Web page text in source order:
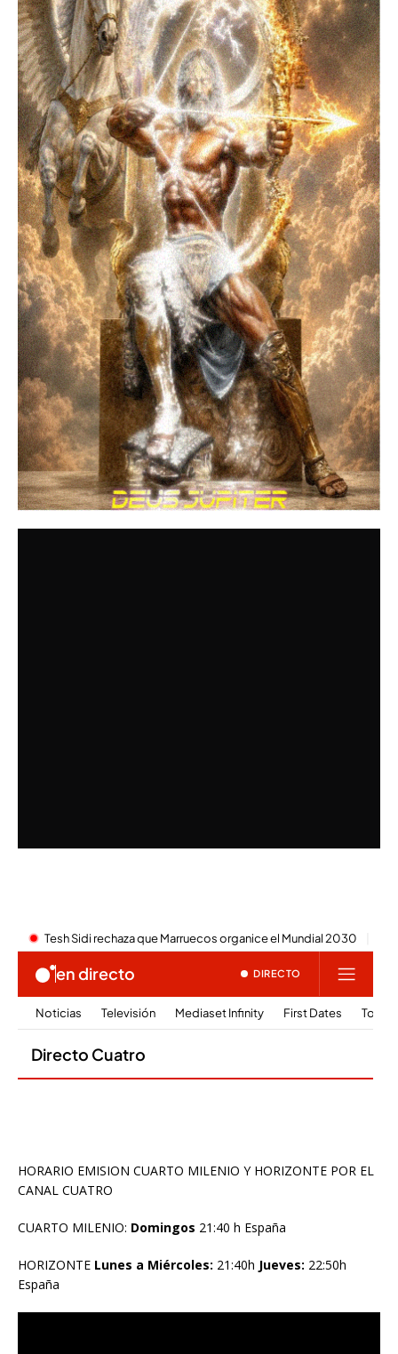
HORARIO EMISION CUARTO MILENIO Y HORIZONTE POR EL
CANAL CUATRO
CUARTO MILENIO: Domingos 21:40 h España
HORIZONTE Lunes a Miércoles: 21:40h Jueves: 22:50h
España